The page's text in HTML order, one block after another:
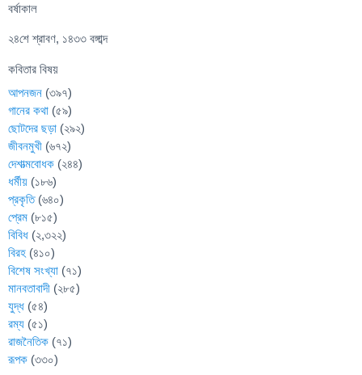
বর্ষাকাল
২৪শে শ্রাবণ, ১৪৩৩ বঙ্গাব্দ
কবিতার বিষয়
আপনজন (৩৯৭)
গানের কথা (৫৯)
ছোটদের ছড়া (২৯২)
জীবনমুখী (৬৭২)
দেশাত্মবোধক (২৪৪)
ধর্মীয় (১৮৬)
প্রকৃতি(৬৪০)
প্রেম (৮১৫)
বিবিধ (২,৩২২)
বিরহ (৪১০)
বিশেষ সংখ্যা (৭১)
মানবতাবাদী (২৮৫)
যুদ্ধ (৫৪)
রম্য (৫১)
রাজনৈতিক (৭১)
রূপক (৩৩০)